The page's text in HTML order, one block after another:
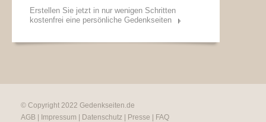
Erstellen Sie jetzt in nur wenigen Schritten
kostenfrei eine persönliche Gedenkseiten
© Copyright 2022 Gedenkseiten.de
AGB
Impressum Datenschutz Presse
FAQ